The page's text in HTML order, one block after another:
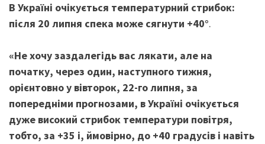
В Україні очікується температурний стрибок:
після 20 липня спека може сягнути +40°.
«Не хочу заздалегідь вас лякати, але на
початку, через один, наступного тижня,
орієнтовно у вівторок, 22-го липня, за
попередніми прогнозами, в Україні очікується
дуже високий стрибок температури повітря,
тобто, за +35 і, ймовірно, до +40 градусів і навіть